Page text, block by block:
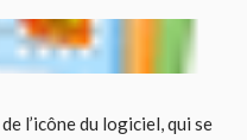
l’icône du logiciel, qui se